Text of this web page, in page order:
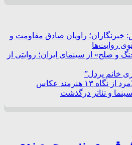
خبرنگاران؛ راویان صادق مقاومت و
روایت‌ها
و صلح» از سینمای ایران؛ روایتی از
خانم پردل”
۱۳ هنرمند عکاس
و تئاتر درگذشت